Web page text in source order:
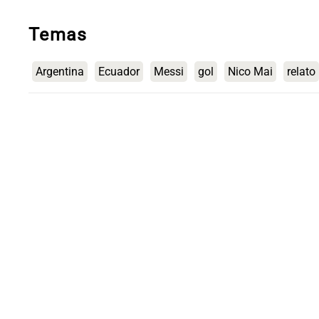
Temas
Argentina Ecuador Messi gol Nico Mai relato